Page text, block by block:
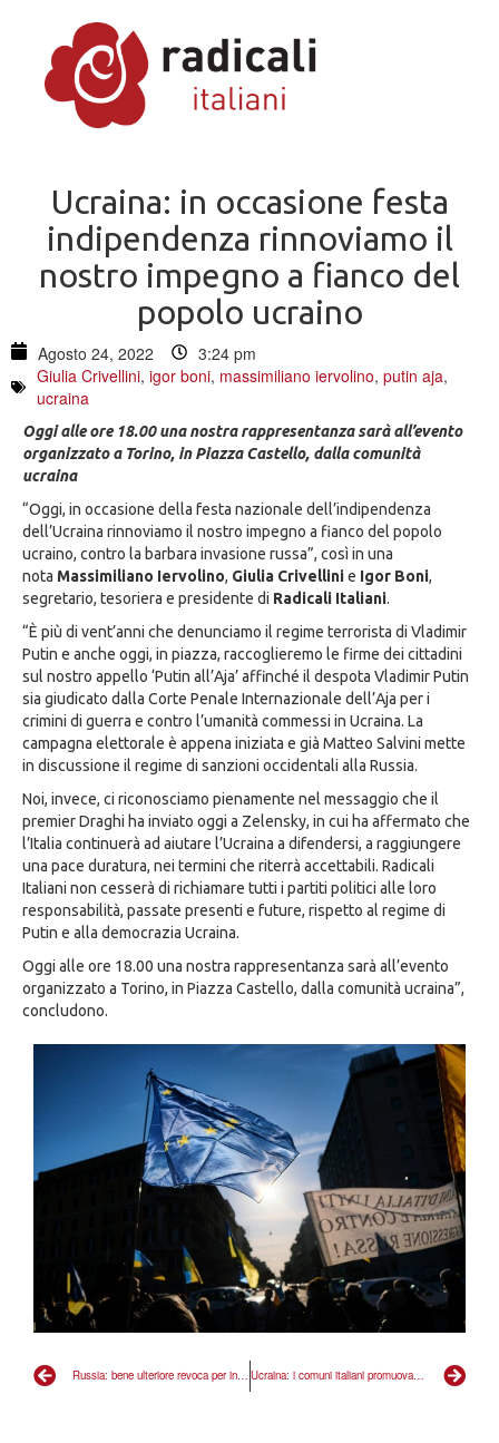
Ucraina: in occasione festa
indipendenza rinnoviamo il
nostro impegno a fianco del
popolo ucraino
Agosto 24, 2022
3:24 pm
Giulia Crivellini,igor boni, massimiliano iervolino,putin aja,
ucraina
Russia: bene ulteriore revoca per indegnità dieci onorificenze a uomini di Putin. Ucraina: i comuni italiani promuovano gemellaggi con città martoriate dalla guerra
Oggi alle ore 18.00 una nostra rappresentanza sarà all’evento
organizzato a Torino, in Piazza Castello, dalla comunità
ucraina
“Oggi, in occasione della festa nazionale dell’indipendenza
dell’Ucraina rinnoviamo il nostro impegno a fianco del popolo
ucraino, contro la barbara invasione russa”, così in una
nota Massimiliano Iervolino, Giulia Crivellinie Igor Boni,
segretario, tesoriera e presidente di Radicali Italiani.
“È più di vent’anni che denunciamo il regime terrorista di Vladimir
Putin e anche oggi, in piazza, raccoglieremo le firme dei cittadini
sul nostro appello ‘Putin all’Aja’ affinché il despota Vladimir Putin
sia giudicato dalla Corte Penale Internazionale dell’Aja per i
crimini di guerra e contro l’umanità commessi in Ucraina. La
campagna elettorale è appena iniziata e già Matteo Salvini mette
in discussione il regime di sanzioni occidentali alla Russia.
Noi, invece, ci riconosciamo pienamente nel messaggio che il
premier Draghi ha inviato oggi a Zelensky, in cui ha affermato che
l’Italia continuerà ad aiutare l’Ucraina a difendersi, a raggiungere
una pace duratura, nei termini che riterrà accettabili. Radicali
Italiani non cesserà di richiamare tutti i partiti politici alle loro
responsabilità, passate presenti e future, rispetto al regime di
Putin e alla democrazia Ucraina.
Oggi alle ore 18.00 una nostra rappresentanza sarà all’evento
organizzato a Torino, in Piazza Castello, dalla comunità ucraina”,
concludono.